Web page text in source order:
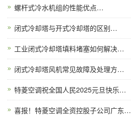
螺杆式冷水机组的性能优点…
闭式冷却塔与开式冷却塔的区别…
工业闭式冷却塔填料堵塞如何解决…
闭式冷却塔风机常见故障及处理方…
特菱空调祝全国人民2025元旦快乐…
喜报！特菱空调全资控股子公司广东…